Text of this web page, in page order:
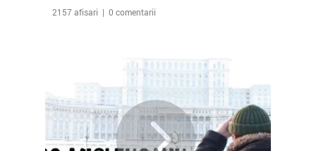
2157 afisari | 0 comentarii